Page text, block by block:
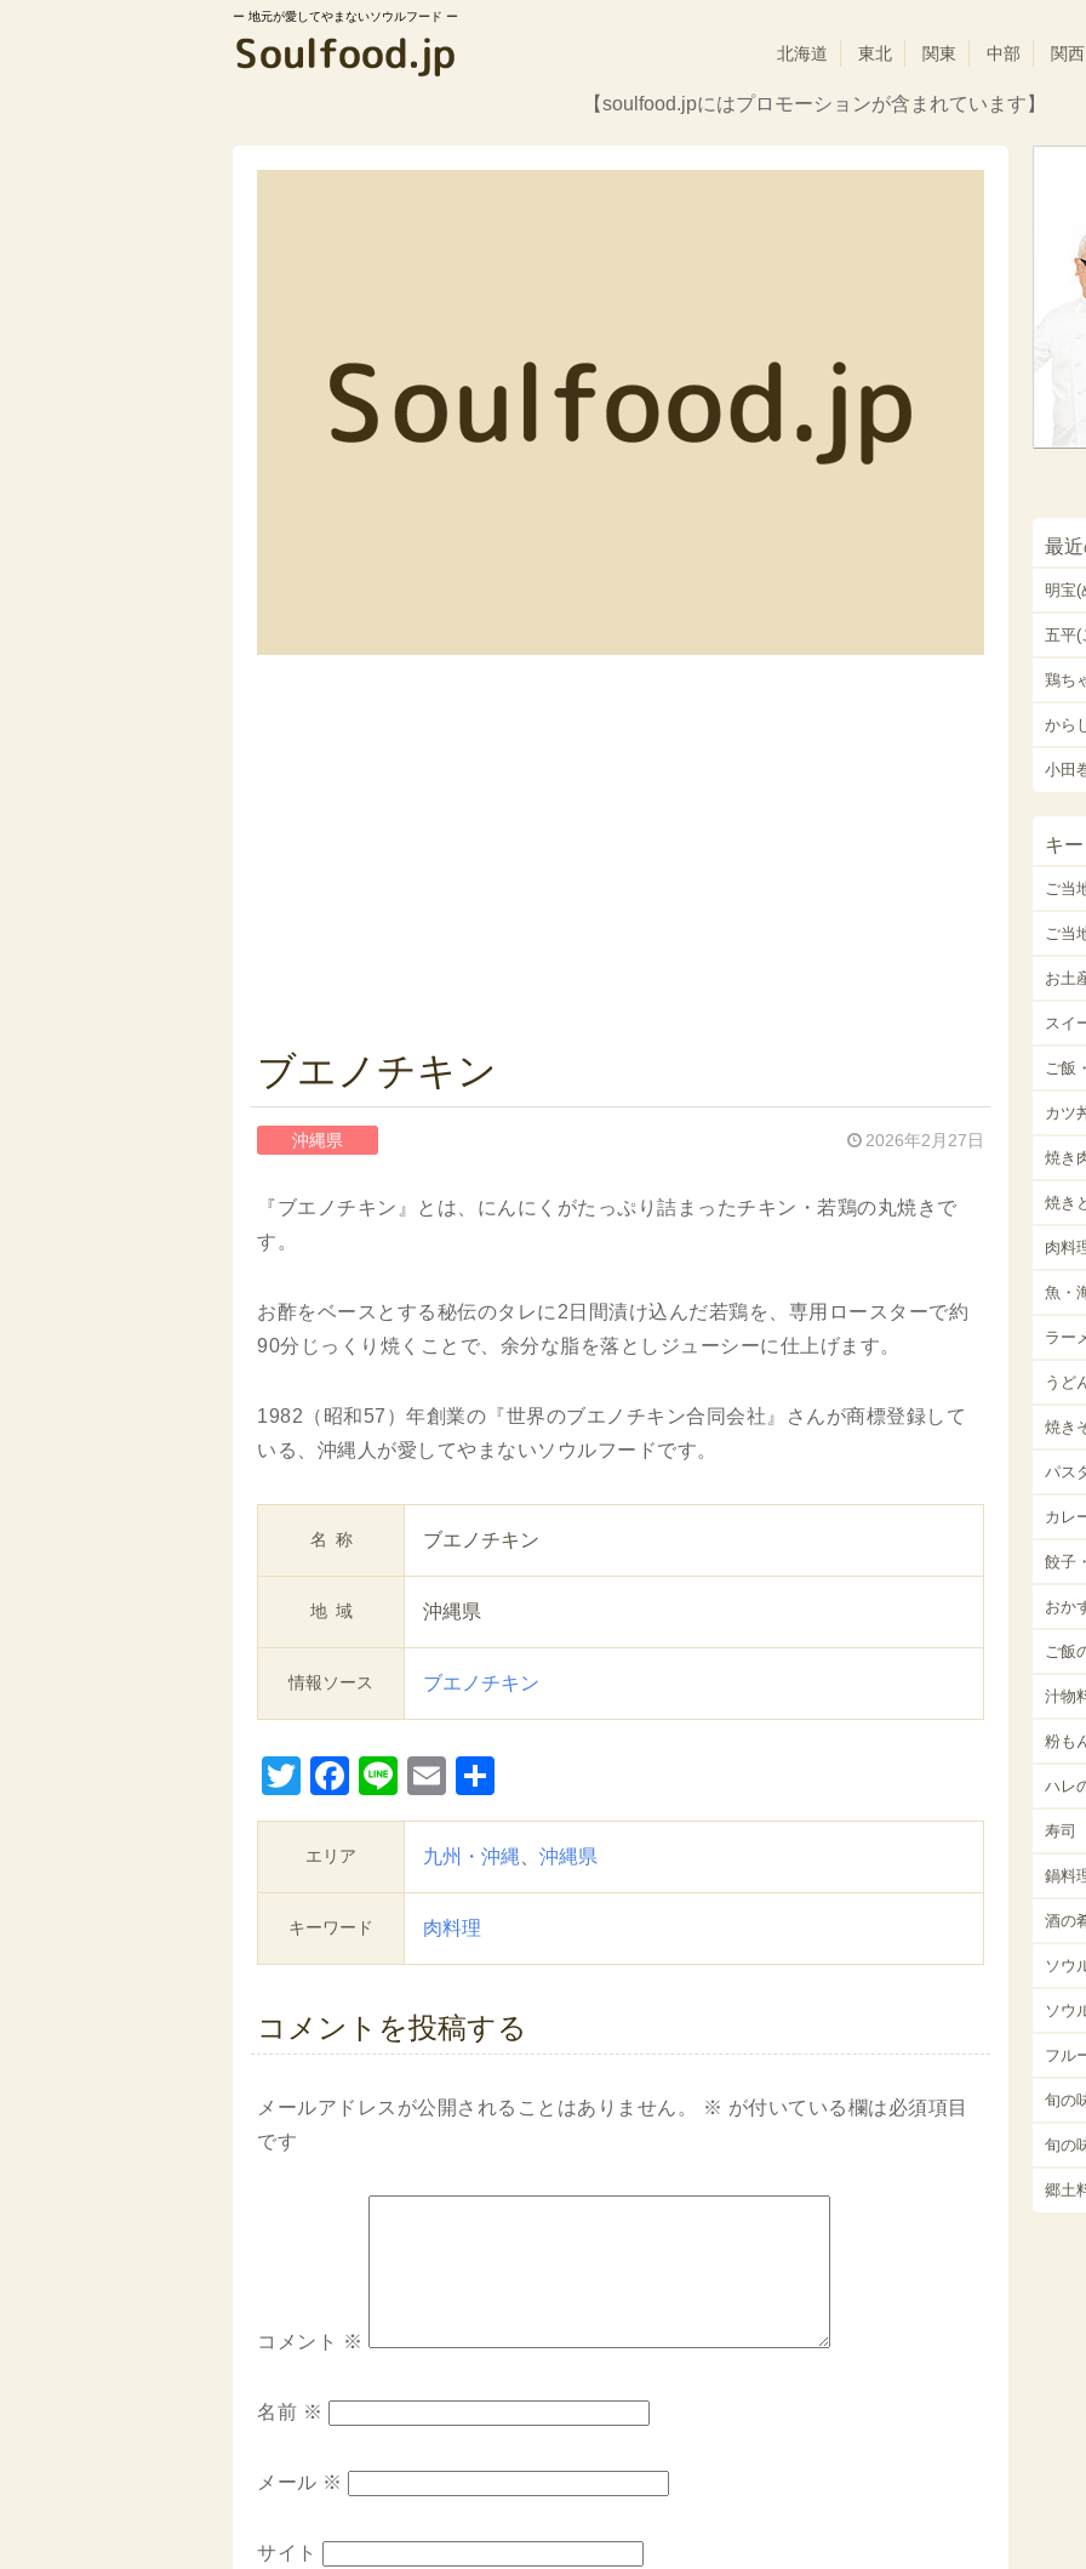
地元が愛してやまないソウルフード
北海道 東北 関東 中部 関西
【soulfood.jpにはプロモーションが含まれています】
ブエノチキン
沖縄県 2026年2月27日
『ブエノチキン』とは、にんにくがたっぷり詰まったチキン・若鶏の丸焼きで
す。
お酢をベースとする秘伝のタレに2日間漬け込んだ若鶏を、専用ロースターで約
90分じっくり焼くことで、余分な脂を落としジューシーに仕上げます。
1982（昭和57）年創業の『世界のブエノチキン合同会社』さんが商標登録して
いる、沖縄人が愛してやまないソウルフードです。
名称 ブエノチキン
地域 沖縄県
情報ソース ブエノチキン
TwitterFacebook
LineEmail
有
エリア 九州・沖縄 沖縄県
キーワード 肉料理
コメントを投稿する
メールアドレスが公開されることはありません。 ※ が付いている欄は必須項目
です
コメント ※
名前 ※
メール ※
サイト
最
明宝(
五平(
鶏ち
から
小田
キ
ご当
ご当
お土
スイ
ご飯
カツ
焼き
焼き
肉料
魚・
ラー
うど
焼き
パス
カレ
餃子
おか
ご飯
汁物
粉も
ハレ
寿司
鍋料
酒の
ソウ
ソウ
フル
旬の
旬の
郷土